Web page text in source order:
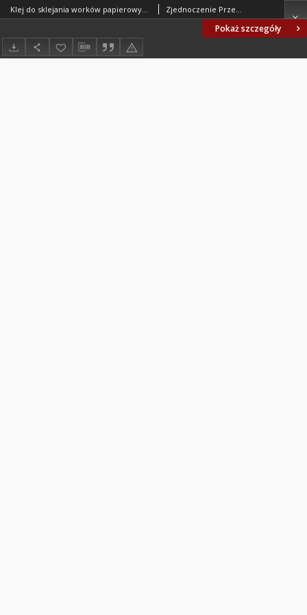
Pokaż szczegóły
Klej do sklejania worków papierowych BN-76/7311-07 Zjednoczenie Przemysłu Papierniczego, Łódź. Oprac.